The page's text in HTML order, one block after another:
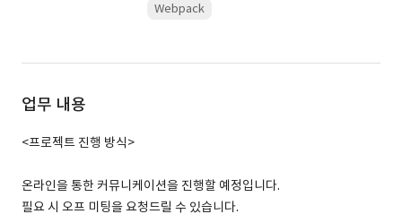
Webpack
업무 내용
<프로젝트 진행 방식>
온라인을 통한 커뮤니케이션을 진행할 예정입니다.
필요 시 오프 미팅을 요청드릴 수 있습니다.